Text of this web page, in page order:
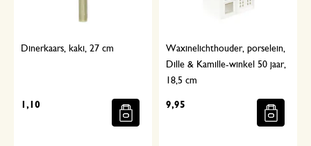
Dinerkaars, kaki, 27 cm
1,10
Waxinelichthouder, porselein,
Dille & Kamille-winkel 50 jaar,
18,5 cm
9,95